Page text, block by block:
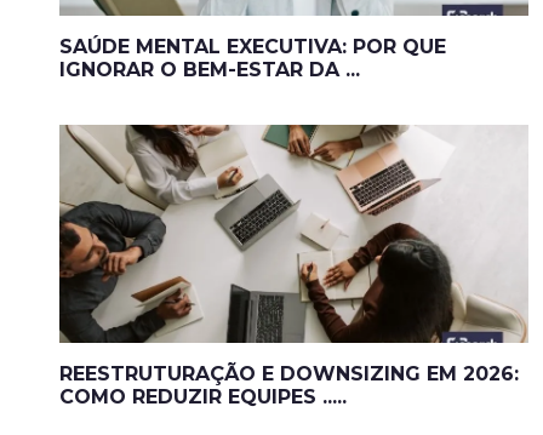
SAÚDE MENTAL EXECUTIVA: POR QUE
IGNORAR O BEM-ESTAR DA ...
REESTRUTURAÇÃO E DOWNSIZING EM 2026:
COMO REDUZIR EQUIPES .....